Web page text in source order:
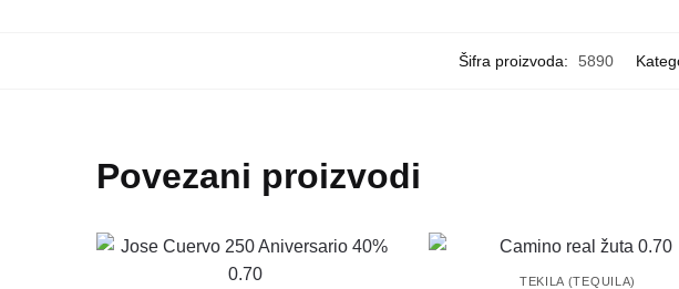
Šifra proizvoda: 5890
Povezani proizvodi
TEKILA (TEQUILA)